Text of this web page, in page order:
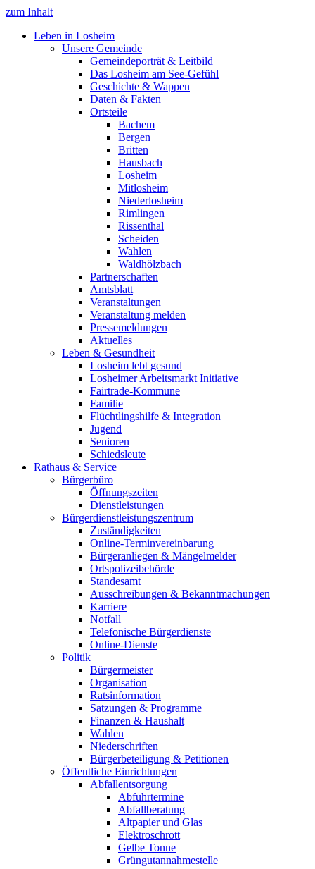
zum Inhalt
Leben in Losheim
Unsere Gemeinde
Gemeindeporträt & Leitbild
Das Losheim am See-Gefühl
Geschichte & Wappen
Daten & Fakten
Ortsteile
Bachem
Bergen
Britten
Hausbach
Losheim
Mitlosheim
Niederlosheim
Rimlingen
Rissenthal
Scheiden
Wahlen
Waldhölzbach
Partnerschaften
Amtsblatt
Veranstaltungen
Veranstaltung melden
Pressemeldungen
Aktuelles
Leben & Gesundheit
Losheim lebt gesund
Losheimer Arbeitsmarkt Initiative
Fairtrade-Kommune
Familie
Flüchtlingshilfe & Integration
Jugend
Senioren
Schiedsleute
Rathaus & Service
Bürgerbüro
Öffnungszeiten
Dienstleistungen
Bürgerdienstleistungszentrum
Zuständigkeiten
Online-Terminvereinbarung
Bürgeranliegen & Mängelmelder
Ortspolizeibehörde
Standesamt
Ausschreibungen & Bekanntmachungen
Karriere
Notfall
Telefonische Bürgerdienste
Online-Dienste
Politik
Bürgermeister
Organisation
Ratsinformation
Satzungen & Programme
Finanzen & Haushalt
Wahlen
Niederschriften
Bürgerbeteiligung & Petitionen
Öffentliche Einrichtungen
Abfallentsorgung
Abfuhrtermine
Abfallberatung
Altpapier und Glas
Elektroschrott
Gelbe Tonne
Grüngutannahmestelle